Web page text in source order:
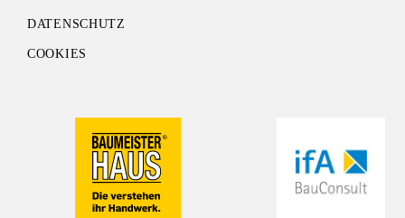
DATENSCHUTZ
COOKIES